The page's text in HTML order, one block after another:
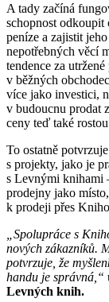
A tady začíná
schopnost
peníze a zajistit
nepotřebných věcí
tendence za
v běžných
více jako investici,
v budoucnu prodat
ceny teď také
To ostatně
s projekty, jako je
s Levnými knihami
prodejny jako
k prodeji přes
„Spolupráce s
nových zákazníků.
potvrzuje, že
handu je správná,“
Levných knih.